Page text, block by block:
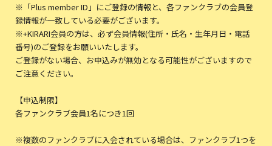
※「Plus member ID」にご登録の情報と、各ファンクラブの会員登
録情報が一致している必要がございます。
※+KIRARI会員の方は、必ず会員情報(住所・氏名・生年月日・電話
番号)のご登録をお願いいたします。
ご登録がない場合、お申込みが無効となる可能性がございますので
ご注意ください。
【申込制限】
各ファンクラブ会員1名につき1回
※複数のファンクラブに入会されている場合は、ファンクラブ1つを